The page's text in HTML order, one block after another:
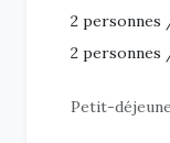
2 personnes
2 personnes
Petit-